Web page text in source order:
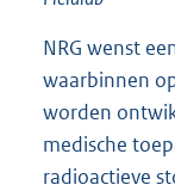
NRG wenst
waarbinnen
worden
medische
radioactieve